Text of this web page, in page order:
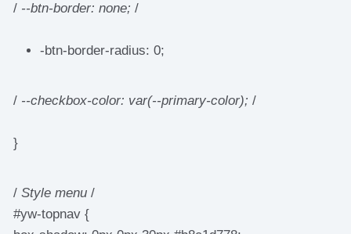
/ --btn-border: none; /
-btn-border-radius: 0;
/ --checkbox-color: var(--primary-color); /
}
/ Style menu /
#yw-topnav {